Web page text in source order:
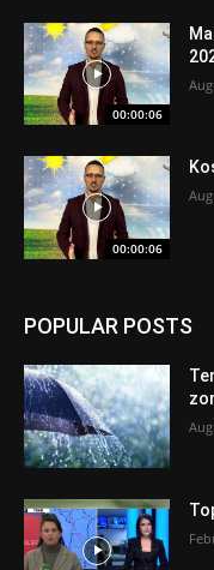
00:00:06
00:00:06
POPULAR POSTS